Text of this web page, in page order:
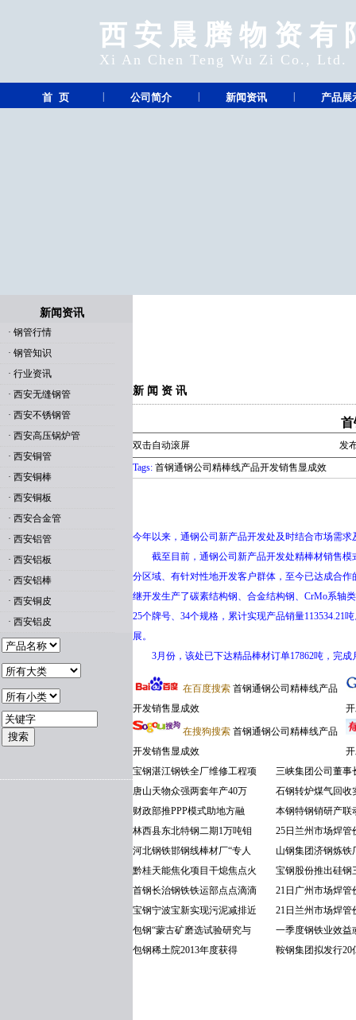
西安晨腾物资有
Xi An Chen Teng Wu Zi Co., Ltd.
首 页 公司简介 新闻资讯 产品展
新闻资讯
· 钢管行情
· 钢管知识
· 行业资讯
· 西安无缝钢管
· 西安不锈钢管
· 西安高压锅炉管
· 西安铜管
· 西安铜棒
· 西安铜板
· 西安合金管
· 西安铝管
· 西安铝板
· 西安铝棒
· 西安铜皮
· 西安铝皮
新 闻 资 讯
双击自动滚屏
发
Tags: 首钢通钢公司精棒线产品开发销售显成效
今年以来，通钢公司新产品开发处及时结合市场需
截至目前，通钢公司新产品开发处精棒材销售模
分区域、有针对性地开发客户群体，至今已达成合
继开发生产了碳素结构钢、合金结构钢、CrMo系轴
25个牌号、34个规格，累计实现产品销量
展。
3月份，该处已下达精品棒材订单17862吨，完成
在百度搜索 首钢通钢公司精棒线产品
开发销售显成效
在搜狗搜索 首钢通钢公司精棒线产品
开发销售显成效
宝钢湛江钢铁全厂维修工程项
唐山天物众强两套年产40万
财政部推PPP模式助地方融
林西县东北特钢二期1万吨钼
河北钢铁邯钢线棒材厂“专人
黔桂天能焦化项目干熄焦点火
首钢长治钢铁铁运部点点滴滴
宝钢宁波宝新实现污泥减排近
包钢“蒙古矿磨选试验研究与
包钢稀土院2013年度获得
三峡集团公司董事
石钢转炉煤气回收
本钢特钢销研产联
25日兰州市场焊管
山钢集团济钢炼铁
宝钢股份推出硅钢
21日广州市场焊管
21日兰州市场焊管
一季度钢铁业效益
鞍钢集团拟发行20